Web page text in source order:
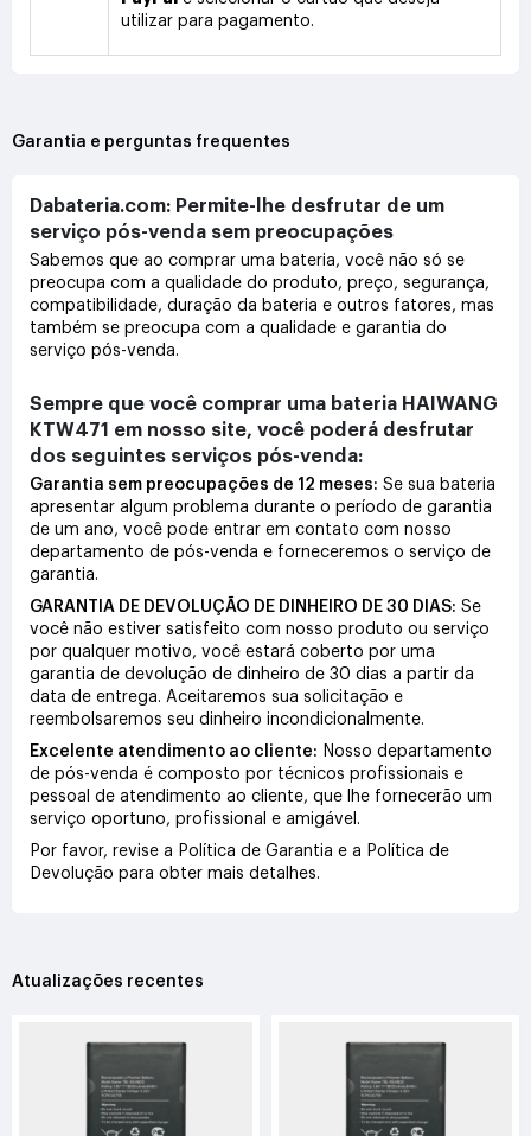
utilizar para pagamento.
Garantia e perguntas frequentes
Dabateria.com: Permite-lhe desfrutar de um
serviço pós-venda sem preocupações
Sabemos que ao comprar uma bateria, você não só se
preocupa com a qualidade do produto, preço, segurança,
compatibilidade, duração da bateria e outros fatores, mas
também se preocupa com a qualidade e garantia do
serviço pós-venda.
Sempre que você comprar uma bateria HAIWANG
KTW471 em nosso site, você poderá desfrutar
dos seguintes serviços pós-venda:
Garantia sem preocupações de 12 meses: Se sua bateria
apresentar algum problema durante o período de garantia
de um ano, você pode entrar em contato com nosso
departamento de pós-venda e forneceremos o serviço de
garantia.
GARANTIA DE DEVOLUÇÃO DE DINHEIRO DE 30 DIAS: Se
você não estiver satisfeito com nosso produto ou serviço
por qualquer motivo, você estará coberto por uma
garantia de devolução de dinheiro de 30 dias a partir da
data de entrega. Aceitaremos sua solicitação e
reembolsaremos seu dinheiro incondicionalmente.
Excelente atendimento ao cliente: Nosso departamento
de pós-venda é composto por técnicos profissionais e
pessoal de atendimento ao cliente, que lhe fornecerão um
serviço oportuno, profissional e amigável.
Por favor, revise a Política de Garantia e a Política de
Devolução para obter mais detalhes.
Atualizações recentes